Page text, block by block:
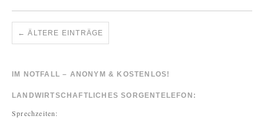
← ÄLTERE EINTRÄGE
IM NOTFALL – ANONYM & KOSTENLOS!
LANDWIRTSCHAFTLICHES SORGENTELEFON:
Sprechzeiten: